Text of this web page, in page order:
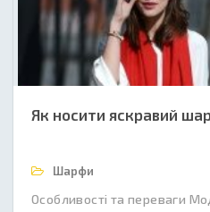
Як носити яскравий
Шарфи
Особливості та переваги